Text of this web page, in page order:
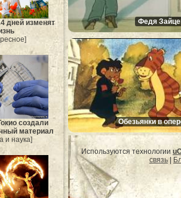
дней изменят
создали
материал
и наука]
Федя
Обезьянки в
Используются технологии
связь